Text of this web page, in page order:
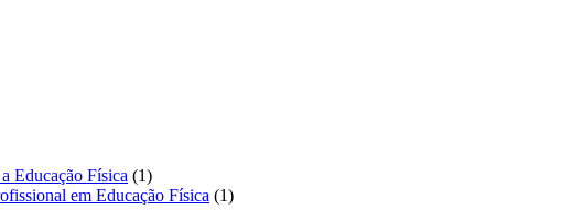
Educação Física 11
produto
em Educação Física 11